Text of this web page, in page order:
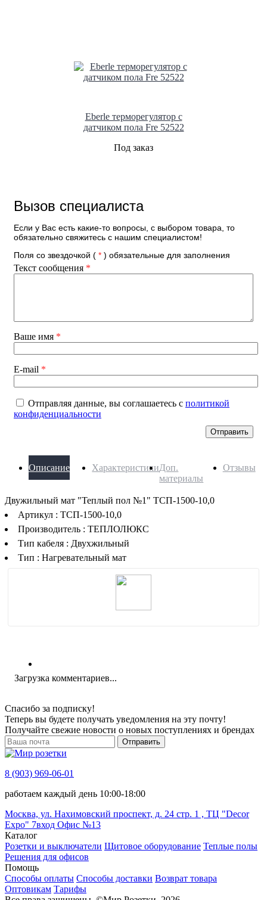
Eberle терморегулятор с
датчиком пола Fre 52522
Под заказ
Вызов специалиста
Если у Вас есть какие-то вопросы, с выбором товара, то
обязательно свяжитесь с нашим специалистом!
Поля со звездочкой ( * ) обязательные для заполнения
Текст сообщения *
Ваше имя *
E-mail *
Отправляя данные, вы соглашаетесь с политикой
конфиденциальности
Отправить
Описание ХарактеристикиДоп.
материалы
Отзывы
Двужильный мат "Теплый пол №1" ТСП-1500-10,0
Артикул : ТСП-1500-10,0
Производитель : ТЕПЛОЛЮКС
Тип кабеля : Двухжильный
Тип : Нагревательный мат
Загрузка комментариев...
Спасибо за подписку!
Теперь вы будете получать уведомления на эту почту!
Получайте свежие новости о новых поступлениях и брендах
Отправить
8 (903) 969-06-01
работаем каждый день 10:00-18:00
Москва, ул. Нахимовский проспект, д. 24 стр. 1 , ТЦ "Decor
Expo" 7вход Офис №13
Каталог
Розетки и выключатели Щитовое оборудование Теплые полы
Решения для офисов
Помощь
Способы оплаты Способы доставки Возврат товара
Оптовикам Тарифы